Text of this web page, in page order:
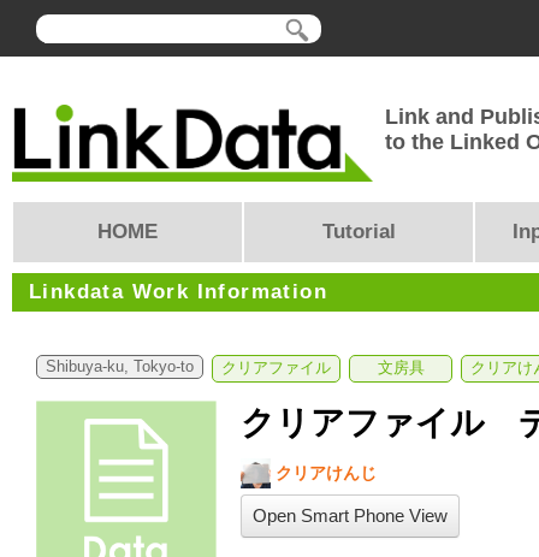
Link and
to the Linked
HOME Tutorial
Linkdata Work Information
Shibuya-ku, Tokyo-to クリアファイル 文房具 クリアけ
クリアファイル
クリアけんじ
Open Smart Phone View